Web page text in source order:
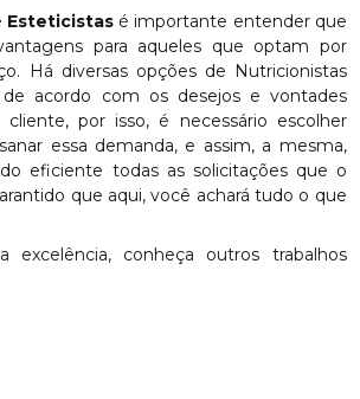
Esteticistas é importante entender que
para aqueles que optam por
Há diversas opções de Nutricionistas
acordo com os desejos e vontades
cliente, por isso, é necessário escolher
essa demanda, e assim, a mesma,
eficiente todas as solicitações que o
que aqui, você achará tudo o que
excelência, conheça outros trabalhos